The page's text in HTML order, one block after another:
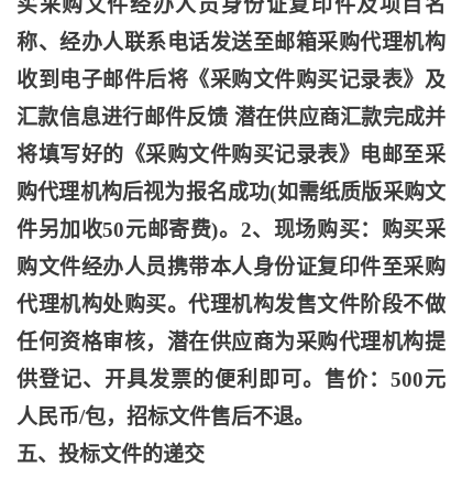
买采购文件经办人员身份证复印件及项目名
称、经办人联系电话发送至邮箱采购代理机构
收到电子邮件后将《采购文件购买记录表》及
汇款信息进行邮件反馈 潜在供应商汇款完成并
将填写好的《采购文件购买记录表》电邮至采
购代理机构后视为报名成功(如需纸质版采购文
件另加收50元邮寄费)。2、现场购买：购买采
购文件经办人员携带本人身份证复印件至采购
代理机构处购买。代理机构发售文件阶段不做
任何资格审核，潜在供应商为采购代理机构提
供登记、开具发票的便利即可。售价：500元
人民币/包，招标文件售后不退。
五、投标文件的递交